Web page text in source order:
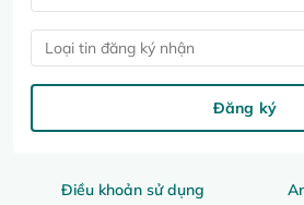
Điều khoản sử dụng
Loại tin đăng ký nhận
Đăng ký